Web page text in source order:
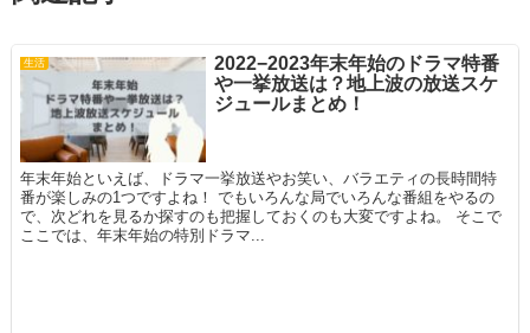
生活
2022−2023年末年始のドラマ特番
や一挙放送は？地上波の放送スケ
ジュールまとめ！
年末年始といえば、ドラマ一挙放送やお笑い、バラエティの長時間特
番が楽しみの1つですよね！ でもいろんな局でいろんな番組をやるの
で、次どれを見るか探すのも把握しておくのも大変ですよね。 そこで
ここでは、年末年始の特別ドラマ...